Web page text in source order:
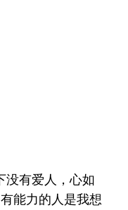
没有爱人，心如
能力的人是我想